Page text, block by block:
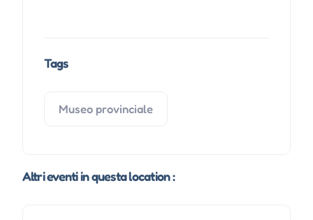
Tags
Museo provinciale
Altri eventi in questa location :